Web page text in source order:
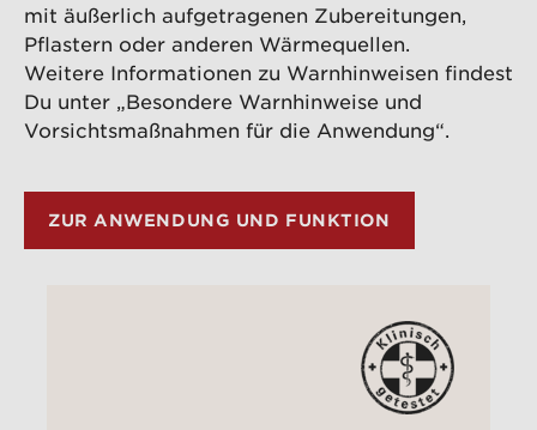
mit äußerlich aufgetragenen Zubereitungen,
Pflastern oder anderen Wärmequellen.
Weitere Informationen zu Warnhinweisen findest
Du unter „Besondere Warnhinweise und
Vorsichtsmaßnahmen für die Anwendung“.
ZUR ANWENDUNG UND FUNKTION